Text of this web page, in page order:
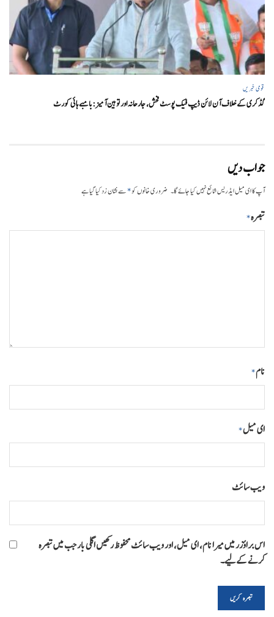
قومی خبریں
گڈکری کے خلاف آن لائن ڈیپ فیک پوسٹ فحش، جارحانہ اور توہین آمیز:بامبے ہائی کورٹ
جواب دیں
آپ کا ای میل ایڈریس شائع نہیں کیا جائے گا۔ ضروری خانوں کو*سے نشان زد کیا گیا ہے
تبصرہ*
نام*
ای میل*
ویب‌ سائٹ
اس براؤزر میں میرا نام، ای میل، اور ویب سائٹ محفوظ رکھیں اگلی بار جب میں تبصرہ
کرنے کےلیے۔